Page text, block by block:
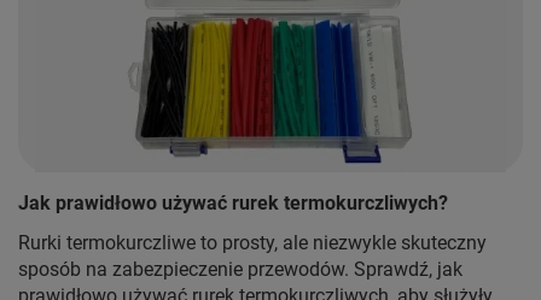
Jak prawidłowo używać rurek termokurczliwych?
Rurki termokurczliwe to prosty, ale niezwykle skuteczny
sposób na zabezpieczenie przewodów. Sprawdź, jak